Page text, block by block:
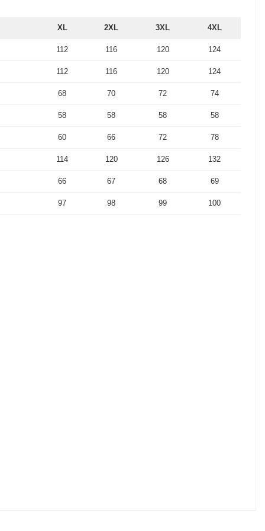
XL 2XL 3XL 4XL
112 116 120 124
112 116 120 124
68 70 72 74
58 58 58 58
60 66 72 78
114 120 126 132
66 67 68 69
97 98 99 100